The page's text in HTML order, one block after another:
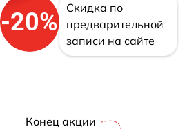
-20%
Скидка по
предварительной
записи на сайте
Конец акции